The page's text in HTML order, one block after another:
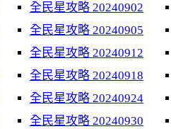
全民星攻略 20240902
全民星攻略 20240905
全民星攻略 20240912
全民星攻略 20240918
全民星攻略 20240924
全民星攻略 20240930